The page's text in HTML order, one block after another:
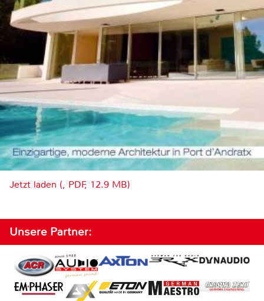
Jetzt laden (, PDF, 12.9 MB)
Unsere Partner: